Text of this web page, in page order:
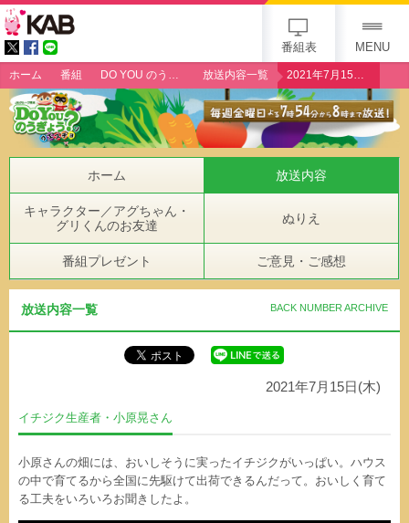
番組表 MENU
ホーム 番組 DO YOU のうぎょう？クエスチョン 放送内容一覧 2021年7月15日（木）「イチジク生産者・小原晃さん」
ホーム 放送内容
キャラクター／アグちゃん・
グリくんのお友達
ぬりえ
番組プレゼント ご意見・ご感想
放送内容一覧 BACK NUMBER ARCHIVE
2021年7月15日(木)
イチジク生産者・小原晃さん
小原さんの畑には、おいしそうに実ったイチジクがいっぱい。ハウス
の中で育てるから全国に先駆けて出荷できるんだって。おいしく育て
る工夫をいろいろお聞きしたよ。